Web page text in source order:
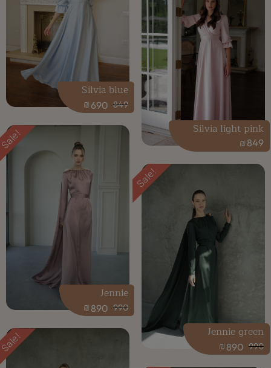
849
₪
Silvia light pink
849
690
₪
Silvia blue
Sale!
990
890
₪
Jennie green
990
890
₪
Jennie